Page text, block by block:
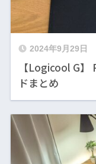
2024年9月29日
【Logicool G】
ドまとめ